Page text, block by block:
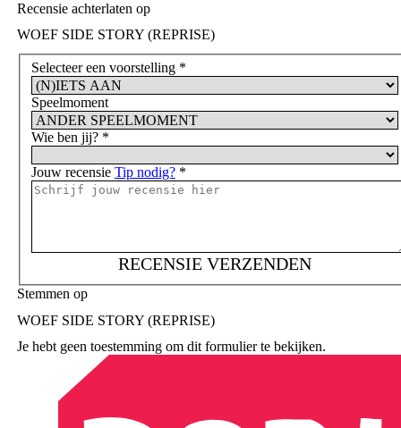
Recensie achterlaten op
WOEF SIDE STORY (REPRISE)
Selecteer een voorstelling *
Speelmoment
Wie ben jij? *
Jouw recensie Tip nodig? *
RECENSIE VERZENDEN
Stemmen op
WOEF SIDE STORY (REPRISE)
Je hebt geen toestemming om dit formulier te bekijken.